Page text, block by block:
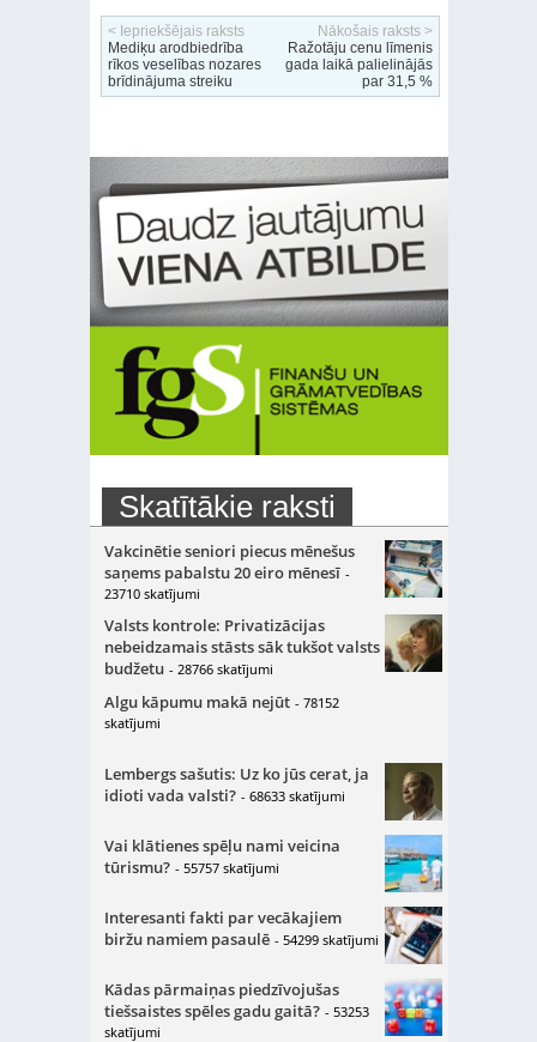
< Iepriekšējais raksts
Mediķu arodbiedrība
rīkos veselības nozares
brīdinājuma streiku
Nākošais raksts >
Ražotāju cenu līmenis
gada laikā palielinājās
par 31,5 %
Skatītākie raksti
Vakcinētie seniori piecus mēnešus
saņems pabalstu 20 eiro mēnesī -
23710 skatījumi
Valsts kontrole: Privatizācijas
nebeidzamais stāsts sāk tukšot valsts
budžetu - 28766 skatījumi
Algu kāpumu makā nejūt - 78152
skatījumi
Lembergs sašutis: Uz ko jūs cerat, ja
idioti vada valsti? - 68633 skatījumi
Vai klātienes spēļu nami veicina
tūrismu? - 55757 skatījumi
Interesanti fakti par vecākajiem
biržu namiem pasaulē - 54299 skatījumi
Kādas pārmaiņas piedzīvojušas
tiešsaistes spēles gadu gaitā? - 53253
skatījumi